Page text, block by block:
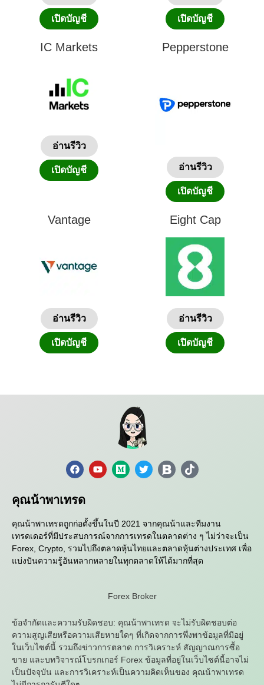
เปิดบัญชี เปิดบัญชี
IC Markets
อ่านรีวิว
เปิดบัญชี
Pepperstone
อ่านรีวิว
เปิดบัญชี
Vantage
อ่านรีวิว
เปิดบัญชี
Eight Cap
อ่านรีวิว
เปิดบัญชี
คุณน้าพาเทรด
คุณน้าพาเทรดถูกก่อตั้งขึ้นในปี 2021 จากคุณน้าและทีมงาน
เทรดเดอร์ที่มีประสบการณ์จากการเทรดในตลาดต่าง ๆ ไม่ว่าจะเป็น
Forex, Crypto, รวมไปถึงตลาดหุ้นไทยและตลาดหุ้นต่างประเทศ เพื่อ
แบ่งปันความรู้อันหลากหลายในทุกตลาดให้ได้มากที่สุด
Forex Broker
ข้อจำกัดและความรับผิดชอบ: คุณน้าพาเทรด จะไม่รับผิดชอบต่อ
ความสูญเสียหรือความเสียหายใดๆ ที่เกิดจากการพึ่งพาข้อมูลที่มีอยู่
ในเว็บไซต์นี้ รวมถึงข่าวการตลาด การวิเคราะห์ สัญญาณการซื้อ
ขาย และบทวิจารณ์โบรกเกอร์ Forex ข้อมูลที่อยู่ในเว็บไซต์นี้อาจไม่
เป็นปัจจุบัน และการวิเคราะห์เป็นความคิดเห็นของ คุณน้าพาเทรด